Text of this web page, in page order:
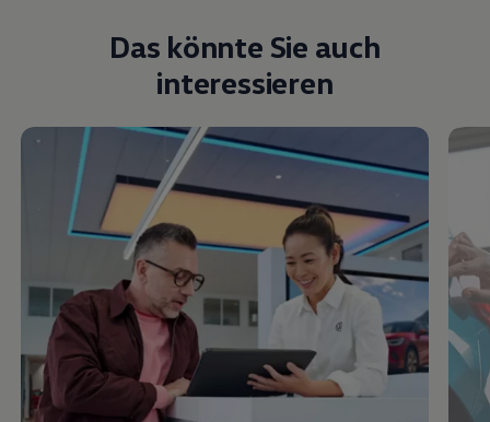
Das könnte Sie auch
interessieren